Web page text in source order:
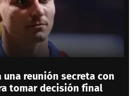
una reunión secreta con
tomar decisión final